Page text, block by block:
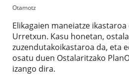
Otamotz
Elikagaien maneiatze
Urretxun. Kasu honetan,
zuzendutakoikastaroa da, eta
osatu duen Ostalaritzako
izango dira.